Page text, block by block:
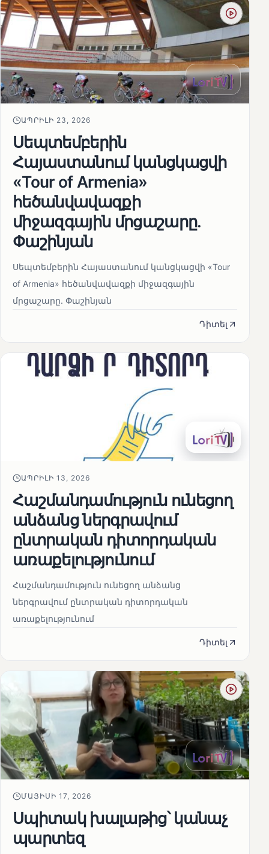
ԱՊՐԻԼԻ 23, 2026
Սեպտեմբերին
Հայաստանում կանցկացվի
«Tour of Armenia»
հեծանվավազքի
միջազգային մրցաշարը.
Փաշինյան
Սեպտեմբերին Հայաստանում կանցկացվի «Tour
of Armenia» հեծանվավազքի միջազգային
մրցաշարը. Փաշինյան
Դիտել
ԱՊՐԻԼԻ 13, 2026
Հաշմանդամություն ունեցող
անձանց ներգրավում
ընտրական դիտորդական
առաքելությունում
Հաշմանդամություն ունեցող անձանց
ներգրավում ընտրական դիտորդական
առաքելությունում
Դիտել
ՄԱՅԻՍԻ 17, 2026
Սպիտակ խալաթից՝ կանաչ
պարտեզ